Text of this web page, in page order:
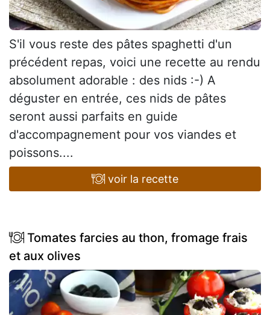
S'il vous reste des pâtes spaghetti d'un
précédent repas, voici une recette au rendu
absolument adorable : des nids :-) A
déguster en entrée, ces nids de pâtes
seront aussi parfaits en guide
d'accompagnement pour vos viandes et
poissons....
voir la recette
Tomates farcies au thon, fromage frais
et aux olives